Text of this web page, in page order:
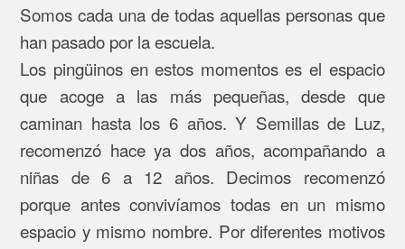
Somos cada una de todas aquellas personas que
han pasado por la escuela.
Los pingüinos en estos momentos es el espacio
que acoge a las más pequeñas, desde que
caminan hasta los 6 años. Y Semillas de Luz,
recomenzó hace ya dos años, acompañando a
niñas de 6 a 12 años. Decimos recomenzó
porque antes convivíamos todas en un mismo
espacio y mismo nombre. Por diferentes motivos